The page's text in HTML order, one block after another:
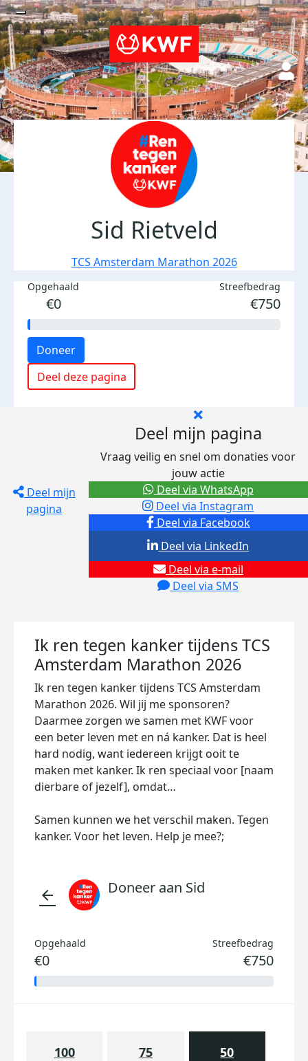
Sid Rietveld
TCS Amsterdam Marathon 2026
Opgehaald
€0
Streefbedrag
€750
Doneer
Deel deze pagina
Deel mijn
pagina
Deel mijn pagina
Vraag veilig en snel om donaties voor
jouw actie
Deel via Facebook
Deel via Instagram
Deel via e-mail
Deel via SMS
Deel via LinkedIn
Deel via WhatsApp
Ik ren tegen kanker tijdens TCS
Amsterdam Marathon 2026
Ik ren tegen kanker tijdens TCS Amsterdam
Marathon 2026. Wil jij me sponsoren?
Daarmee zorgen we samen met KWF voor
een beter leven met en ná kanker. Dat is heel
hard nodig, want iedereen krijgt ooit te
maken met kanker. Ik ren speciaal voor [naam
dierbare of jezelf], omdat…
Samen kunnen we het verschil maken. Tegen
kanker. Voor het leven. Help je mee?;
arrow_back Doneer aan Sid
Opgehaald
€0
Streefbedrag
€750
100 75 50